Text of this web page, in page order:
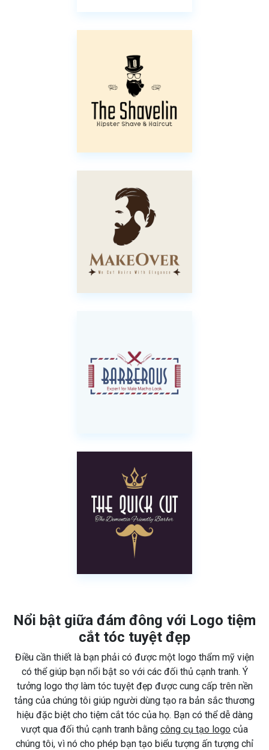
Nổi bật giữa đám đông với Logo tiệm
cắt tóc tuyệt đẹp
Điều cần thiết là bạn phải có được một logo thẩm mỹ viện
có thể giúp bạn nổi bật so với các đối thủ cạnh tranh. Ý
tưởng logo thợ làm tóc tuyệt đẹp được cung cấp trên nền
tảng của chúng tôi giúp người dùng tạo ra bản sắc thương
hiệu đặc biệt cho tiệm cắt tóc của họ. Bạn có thể dễ dàng
vượt qua đối thủ cạnh tranh bằng công cụ tạo logo của
chúng tôi, vì nó cho phép bạn tạo biểu tượng ấn tượng chỉ